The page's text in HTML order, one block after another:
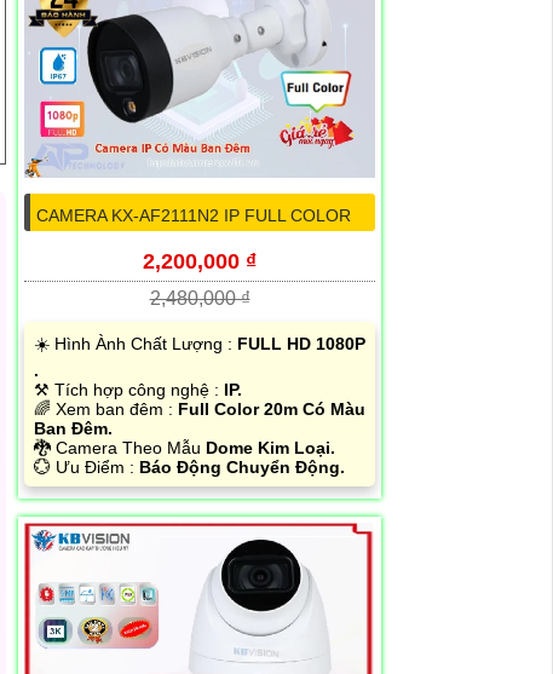
CAMERA KX-AF2111N2 IP FULL COLOR
2,200,000 ₫
2,480,000 ₫
☀️ Hình Ành Chất Lượng : FULL HD 1080P
.
⚒ Tích hợp công nghệ : IP.
🌈 Xem ban đêm : Full Color 20m Có Màu
Ban Đêm.
🐉️ Camera Theo Mẫu Dome Kim Loại.
️💮 Ưu Điểm : Báo Động Chuyển Động.